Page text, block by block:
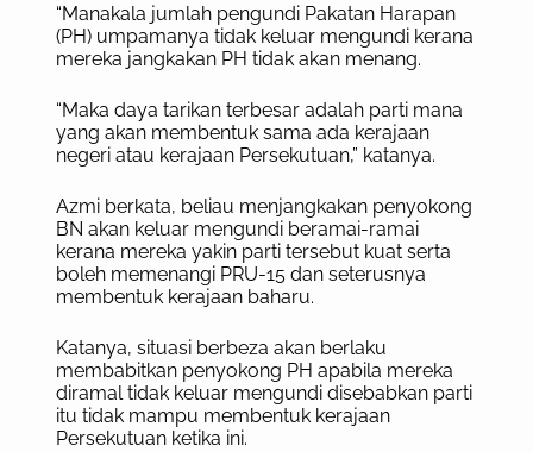
“Manakala jumlah pengundi Pakatan Harapan
(PH) umpamanya tidak keluar mengundi kerana
mereka jangkakan PH tidak akan menang.
“Maka daya tarikan terbesar adalah parti mana
yang akan membentuk sama ada kerajaan
negeri atau kerajaan Persekutuan,” katanya.
Azmi berkata, beliau menjangkakan penyokong
BN akan keluar mengundi beramai-ramai
kerana mereka yakin parti tersebut kuat serta
boleh memenangi PRU-15 dan seterusnya
membentuk kerajaan baharu.
Katanya, situasi berbeza akan berlaku
membabitkan penyokong PH apabila mereka
diramal tidak keluar mengundi disebabkan parti
itu tidak mampu membentuk kerajaan
Persekutuan ketika ini.